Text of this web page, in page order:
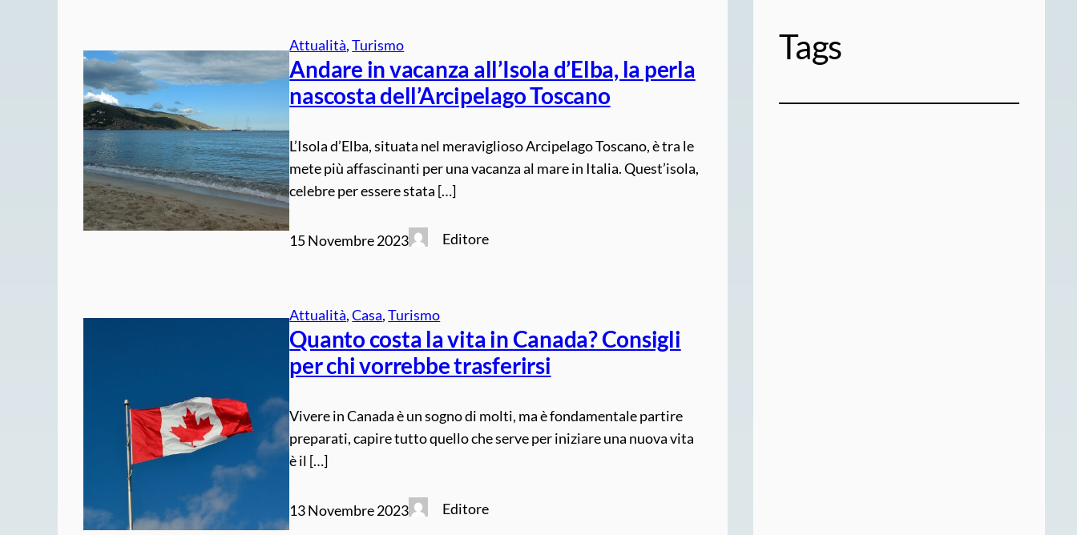
Attualità, Turismo
Andare in vacanza all’Isola d’Elba, la perla
nascosta dell’Arcipelago Toscano
L’Isola d’Elba, situata nel meraviglioso Arcipelago Toscano, è tra le
mete più affascinanti per una vacanza al mare in Italia. Quest’isola,
celebre per essere stata […]
15 Novembre 2023 Editore
Attualità, Casa, Turismo
Quanto costa la vita in Canada? Consigli
per chi vorrebbe trasferirsi
Vivere in Canada è un sogno di molti, ma è fondamentale partire
preparati, capire tutto quello che serve per iniziare una nuova vita
è il […]
13 Novembre 2023 Editore
Tags